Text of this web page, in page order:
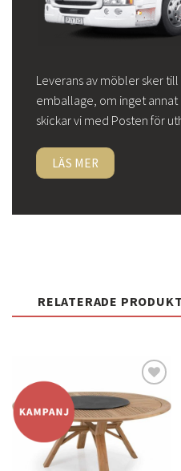
Leverans av möbler sker
emballage, om inget annat
skickar vi med Posten för
LÄS MER
RELATERADE
Lägg
önskelistan